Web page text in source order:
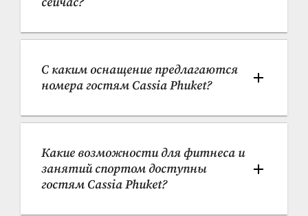
С каким оснащение предлагаются
номера гостям Cassia Phuket?
Какие возможности для фитнеса и
занятий спортом доступны
гостям Cassia Phuket?